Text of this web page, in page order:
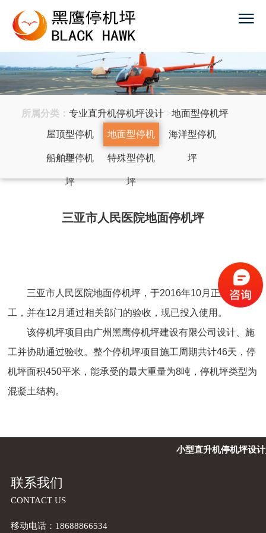
所属分类： 专业直升机停机坪设计>地面型停机坪
屋顶型停机
坪
地面型停机
坪
海洋型停机
坪
船舶型停机
坪
特殊型停机
坪
三亚市人民医院地面停机坪
三亚市人民医院地面停机坪，于2016年10月正式完
工，并在12月通过相关部门的验收，现已投入使用。
该停机坪项目由广州黑鹰停机坪建设有限公司设计、施
工并协助通过验收。整个停机坪项目施工周期共计46天，停
机坪面积450平米，能承受的最大重量为8吨，停机坪类型为
混凝土结构。
小型直升机停机坪设计
联系我们
CONTACT US
移动电话：18688866534